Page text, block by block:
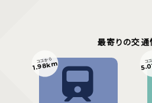
最寄りの交通
ココから
1.98km コ